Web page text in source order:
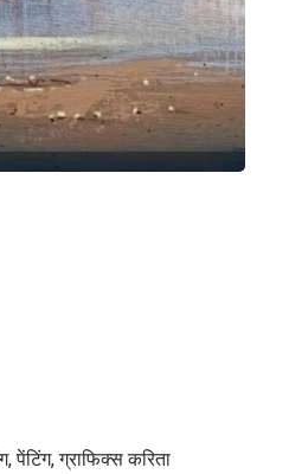
पेंटिंग, ग्राफिक्स करिता